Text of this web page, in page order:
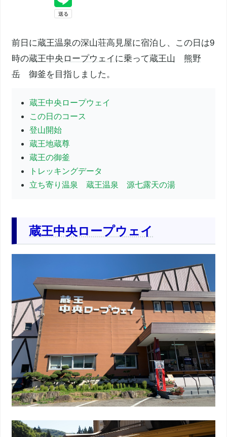
前日に蔵王温泉の深山荘高見屋に宿泊し、この日は9
時の蔵王中央ロープウェイ に乗って蔵王山
熊野
岳
御釜を目指しました。
蔵王中央ロープウェイ
この日のコース
登山開始
蔵王地蔵尊
蔵王の御釜
トレッキングデータ
立ち寄り温泉 蔵王温泉 源七露天の湯
蔵王中央ロープウェイ